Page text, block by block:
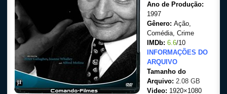
Legendado
Ano de Produção:
1997
Gênero: Ação,
Comédia, Crime
IMDb: 6.6/10
INFORMAÇÕES DO
ARQUIVO
Tamanho do
Arquivo: 2.08 GB
Video: 1920×1080